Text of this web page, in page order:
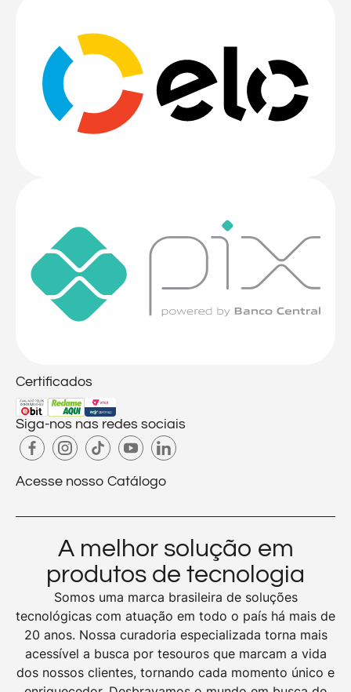
Certificados
Siga-nos nas redes sociais
Acesse nosso Catálogo
A melhor solução em
produtos de tecnologia
Somos uma marca brasileira de soluções
tecnológicas com atuação em todo o país há mais de
20 anos. Nossa curadoria especializada torna mais
acessível a busca por tesouros que marcam a vida
dos nossos clientes, tornando cada momento único e